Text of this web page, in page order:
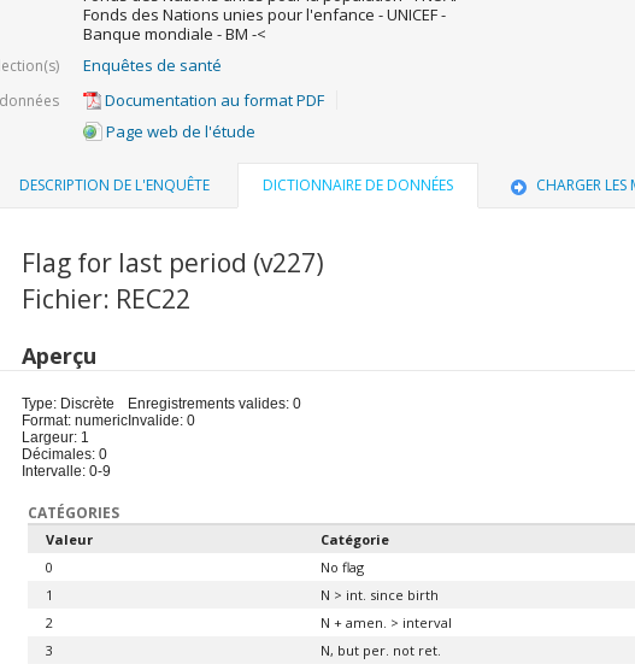
Fonds des Nations unies pour l'enfance - UNICEF -
Banque mondiale - BM -<
Enquêtes de santé
Documentation au format PDF
Page web de l'étude
DESCRIPTION DE L'ENQUÊTE DICTIONNAIRE DE DONNÉES CHARGER
Flag for last period (v227)
Fichier: REC22
Aperçu
Type: Discrète
Format: numeric
Largeur: 1
Décimales: 0
Intervalle: 0-9
Enregistrements valides: 0
Invalide: 0
CATÉGORIES
Valeur
Catégorie
0
No flag
1
N > int. since birth
2
N + amen. > interval
3
N, but per. not ret.